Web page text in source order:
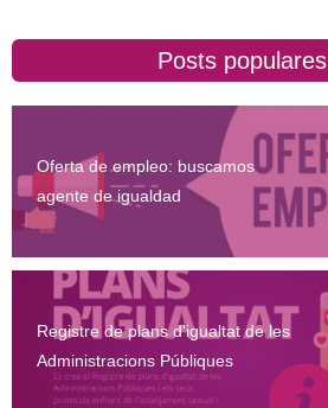
Posts populares
Oferta de empleo: buscamos
agente de igualdad
Registre de plans d'igualtat de les
Administracions Públiques